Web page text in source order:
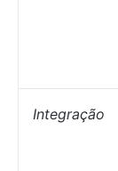
Integração